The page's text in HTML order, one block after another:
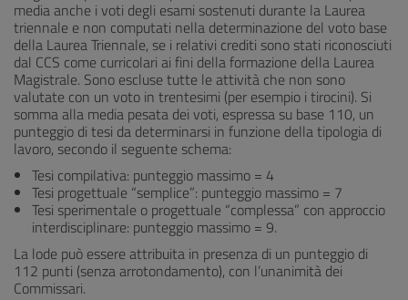
media anche i voti degli esami sostenuti durante la Laurea
triennale e non computati nella determinazione del voto base
della Laurea Triennale, se i relativi crediti sono stati riconosciuti
dal CCS come curricolari ai fini della formazione della Laurea
Magistrale. Sono escluse tutte le attività che non sono
valutate con un voto in trentesimi (per esempio i tirocini). Si
somma alla media pesata dei voti, espressa su base 110, un
punteggio di tesi da determinarsi in funzione della tipologia di
lavoro, secondo il seguente schema:
Tesi compilativa: punteggio massimo = 4
Tesi progettuale “semplice”: punteggio massimo = 7
Tesi sperimentale o progettuale “complessa” con approccio
interdisciplinare: punteggio massimo = 9.
La lode può essere attribuita in presenza di un punteggio di
112 punti (senza arrotondamento), con l’unanimità dei
Commissari.